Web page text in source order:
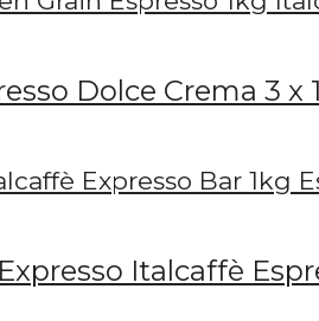
Dolce Crema 3 x
Italcaffè